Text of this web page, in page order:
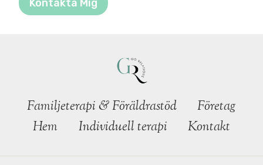
Kontakta Mig
Familjeterapi & Föräldrastöd
Företag
Hem
Individuell terapi Kontakt